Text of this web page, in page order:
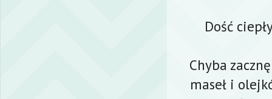
Dość
Chyba
maseł i